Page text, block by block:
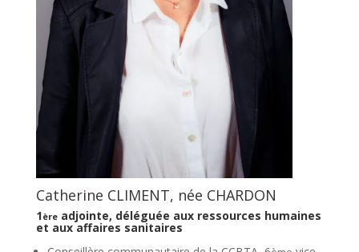
Catherine CLIMENT, née CHARDON
1èreadjointe, déléguée aux ressources humaines
et aux affaires sanitaires